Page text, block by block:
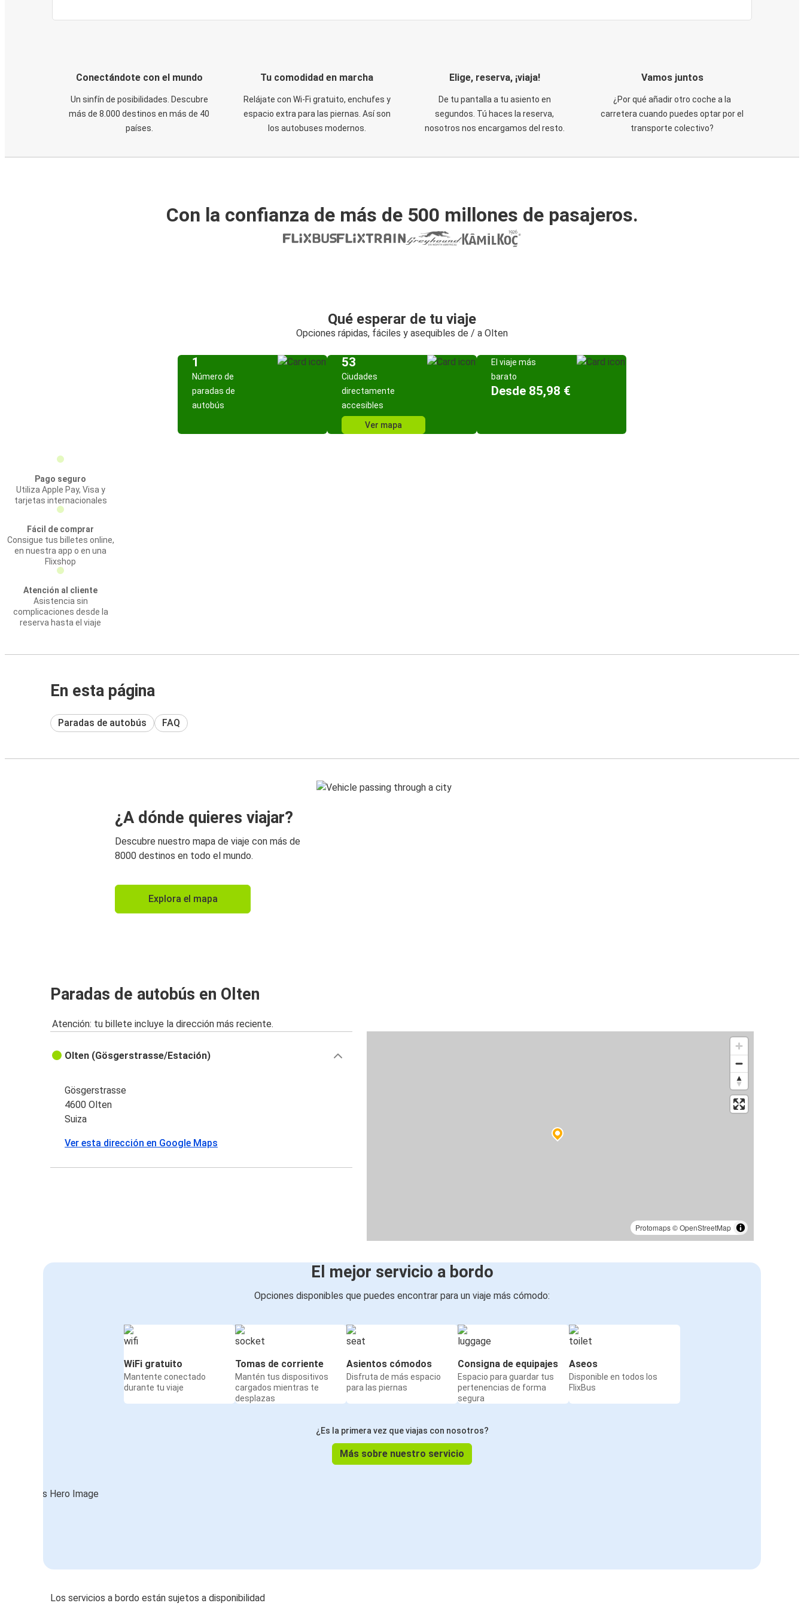
Conectándote con el mundo
Un sinfín de posibilidades. Descubre
más de 8.000 destinos en más de 40
países.
Tu comodidad en marcha
Relájate con Wi-Fi gratuito, enchufes y
espacio extra para las piernas. Así son
los autobuses modernos.
Elige, reserva, ¡viaja!
De tu pantalla a tu asiento en
segundos. Tú haces la reserva,
nosotros nos encargamos del resto.
Vamos juntos
¿Por qué añadir otro coche a la
carretera cuando puedes optar por el
transporte colectivo?
Con la confianza de más de 500 millones de pasajeros.
Qué esperar de tu viaje
Opciones rápidas, fáciles y asequibles de / a Olten
1
Número de
paradas de
autobús
53
Ciudades
directamente
accesibles
Ver mapa
El viaje más
barato
Desde 85,98 €
Pago seguro
Utiliza Apple Pay, Visa y
tarjetas internacionales
Fácil de comprar
Consigue tus billetes online,
en nuestra app o en una
Flixshop
Atención al cliente
Asistencia sin
complicaciones desde la
reserva hasta el viaje
En esta página
Paradas de autobús FAQ
¿A dónde quieres viajar?
Descubre nuestro mapa de viaje con más de
8000 destinos en todo el mundo.
Explora el mapa
Paradas de autobús en Olten
Atención: tu billete incluye la dirección más reciente.
Protomaps©OpenStreetMap
Olten (Gösgerstrasse/Estación)
Gösgerstrasse
4600 Olten
Suiza
Ver esta dirección en Google Maps
El mejor servicio a bordo
Opciones disponibles que puedes encontrar para un viaje más cómodo:
WiFi gratuito
Mantente conectado
durante tu viaje
Tomas de corriente
Mantén tus dispositivos
cargados mientras te
desplazas
Asientos cómodos
Disfruta de más espacio
para las piernas
Consigna de equipajes
Espacio para guardar tus
pertenencias de forma
segura
Aseos
Disponible en todos los
FlixBus
¿Es la primera vez que viajas con nosotros?
Más sobre nuestro servicio
Los servicios a bordo están sujetos a disponibilidad